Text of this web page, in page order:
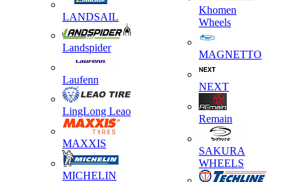
LANDSAIL
Landspider
Laufenn
LingLong Leao
MAXXIS
MICHELIN
Khomen
Wheels
MAGNETTO
NEXT
Remain
SAKURA
WHEELS